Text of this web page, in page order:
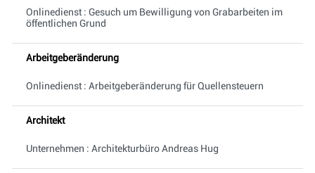
Onlinedienst : Gesuch um Bewilligung von Grabarbeiten im
öffentlichen Grund
Arbeitgeberänderung
Onlinedienst : Arbeitgeberänderung für Quellensteuern
Architekt
Unternehmen : Architekturbüro Andreas Hug